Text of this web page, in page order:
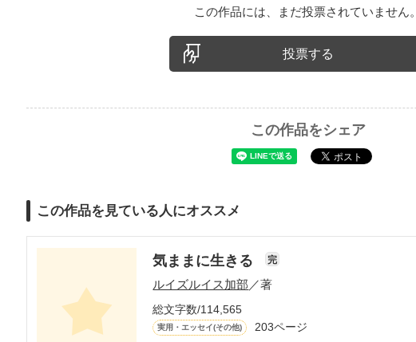
この作品には、まだ投票されていません。
投票する
この作品をシェア
この作品を見ている人にオススメ
気ままに生きる 完
ルイズルイス加部 ／著
総文字数/114,565
実用・エッセイ(その他) 203ページ